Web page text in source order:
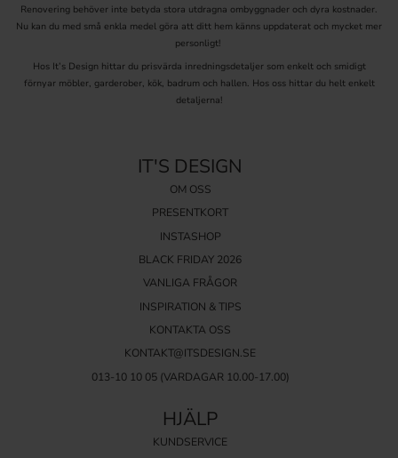
Renovering behöver inte betyda stora utdragna ombyggnader och dyra kostnader.
Nu kan du med små enkla medel göra att ditt hem känns uppdaterat och mycket mer
personligt!
Hos It’s Design hittar du prisvärda inredningsdetaljer som enkelt och smidigt
förnyar möbler, garderober, kök, badrum och hallen. Hos oss hittar du helt enkelt
detaljerna!
IT'S DESIGN
OM OSS
PRESENTKORT
INSTASHOP
BLACK FRIDAY 2026
VANLIGA FRÅGOR
INSPIRATION & TIPS
KONTAKTA OSS
KONTAKT@ITSDESIGN.SE
013-10 10 05(VARDAGAR 10.00-17.00)
HJÄLP
KUNDSERVICE